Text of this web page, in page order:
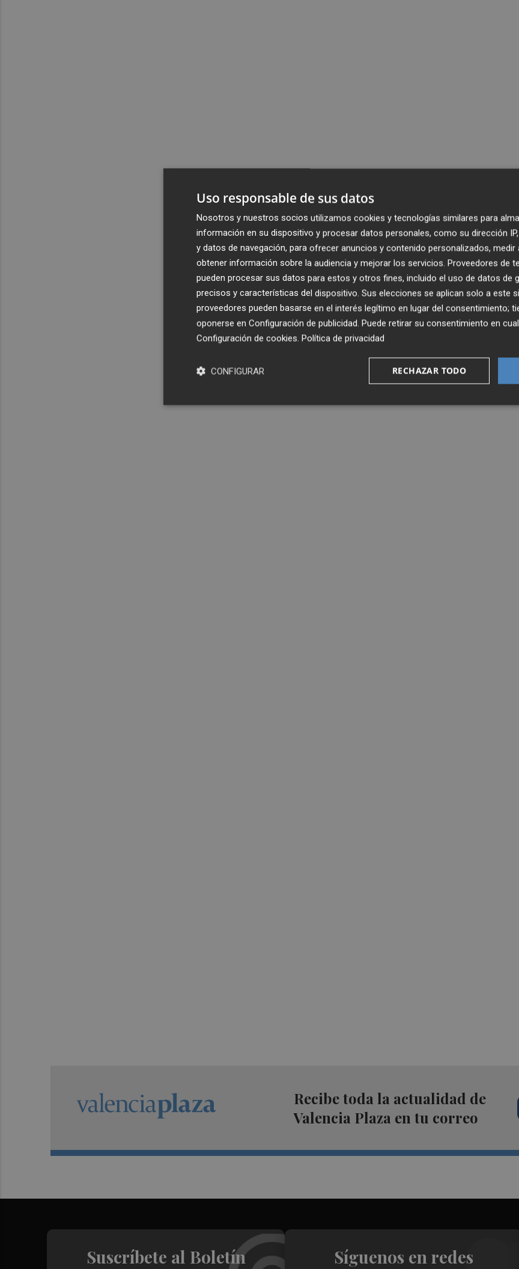
Recibe toda la actualidad de
Valencia Plaza en tu correo
Suscríbete al Boletín Síguenos en redes
Uso responsable de sus datos
Nosotros y nuestros socios utilizamos cookies y tecnologías similares para
información en su dispositivo y procesar datos personales, como su dirección
y datos de navegación, para ofrecer anuncios y contenido personalizados, medir
obtener información sobre la audiencia y mejorar los servicios. Proveedores de
pueden procesar sus datos para estos y otros fines, incluido el uso de datos de
precisos y características del dispositivo. Sus elecciones se aplican solo a este
proveedores pueden basarse en el interés legítimo en lugar del consentimiento;
oponerse en Configuración de publicidad. Puede retirar su consentimiento en
Configuración de cookies. Política de privacidad
RECHAZAR TODO
CONFIGURAR